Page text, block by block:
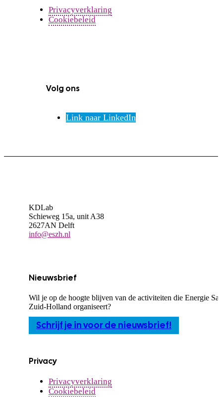
Privacyverklaring
Cookiebeleid
Volg ons
Link naar LinkedIn
KDLab
Schieweg 15a, unit A38
2627AN Delft
info@eszh.nl
Nieuwsbrief
Wil je op de hoogte blijven van de activiteiten die Energie
Zuid-Holland organiseert?
Schrijf je in voor de nieuwsbrief!
Privacy
Privacyverklaring
Cookiebeleid